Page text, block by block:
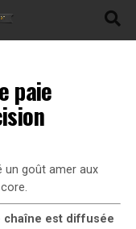
paie
un goût amer aux
chaîne est diffusée